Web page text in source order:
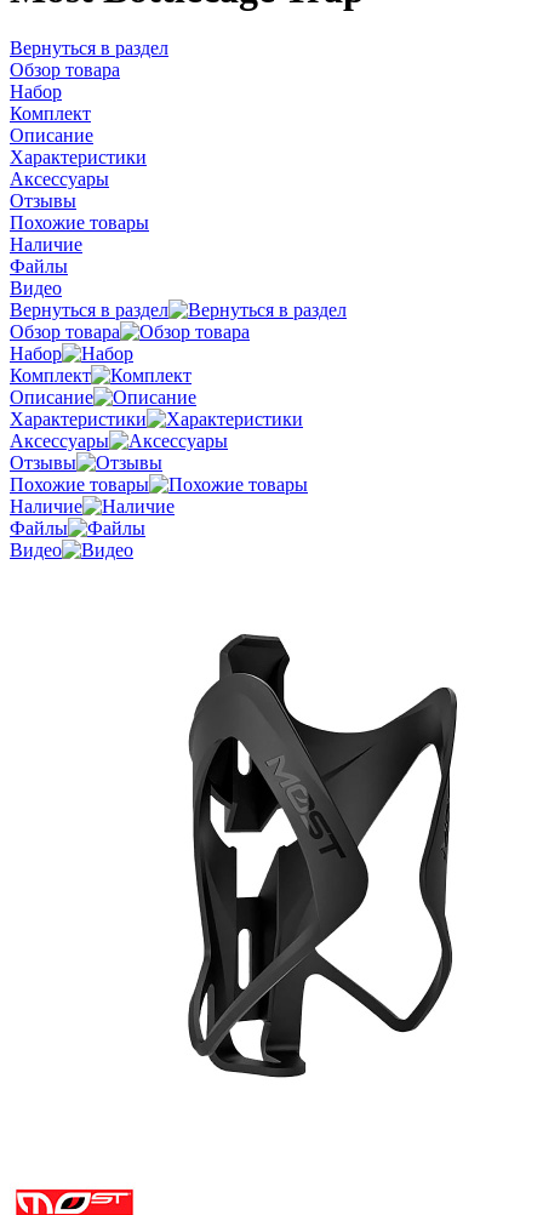
Вернуться в раздел
Обзор товара
Набор
Комплект
Описание
Характеристики
Аксессуары
Отзывы
Похожие товары
Наличие
Файлы
Видео
Вернуться в раздел
Обзор товара
Набор
Комплект
Описание
Характеристики
Аксессуары
Отзывы
Похожие товары
Наличие
Файлы
Видео